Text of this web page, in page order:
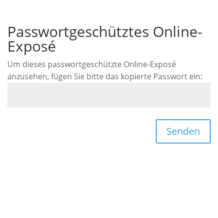
Passwortgeschütztes Online-
Exposé
Um dieses passwortgeschützte Online-Exposé
anzusehen, fügen Sie bitte das kopierte Passwort ein:
Senden